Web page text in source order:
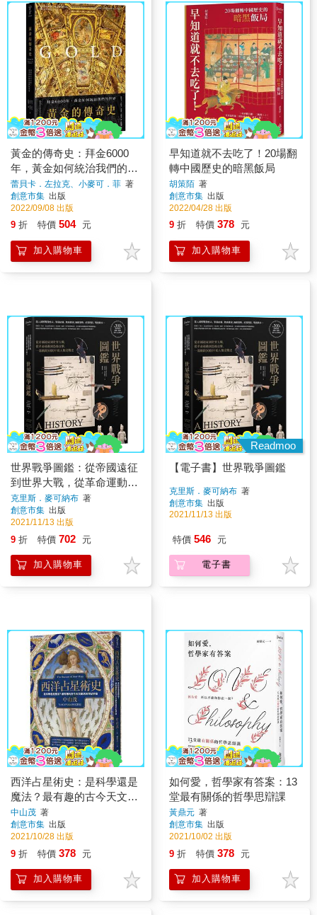
黃金的傳奇史：拜金6000
年，黃金如何統治我們的世
界
蕾貝卡．左拉克、小麥可．菲 著
創意市集 出版
2022/09/08 出版
9 折 特價 504 元
加入購物車
早知道就不去吃了！20場翻
轉中國歷史的暗黑飯局
胡策陌 著
創意市集 出版
2022/04/28 出版
9 折 特價 378 元
加入購物車
世界戰爭圖鑑：從帝國遠征
到世界大戰，從革命運動到
恐怖攻擊，一部橫跨5000年
的人類交戰史
克里斯．麥可納布 著
創意市集 出版
2021/11/13 出版
9 折 特價 702 元
加入購物車
Readmoo
【電子書】世界戰爭圖鑑
克里斯．麥可納布 著
創意市集 出版
2021/11/13 出版
特價 546 元
電子書
西洋占星術史：是科學還是
魔法？最有趣的古今天文觀
測與世紀爭論
中山茂 著
創意市集 出版
2021/10/28 出版
9 折 特價 378 元
加入購物車
如何愛，哲學家有答案：13
堂最有關係的哲學思辯課
黃鼎元 著
創意市集 出版
2021/10/02 出版
9 折 特價 378 元
加入購物車